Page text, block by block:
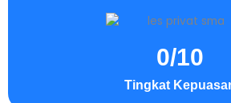
Tingkat
0/10